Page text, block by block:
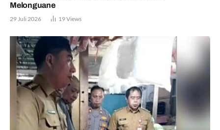
Melonguane
29 Juli 2026 19Views